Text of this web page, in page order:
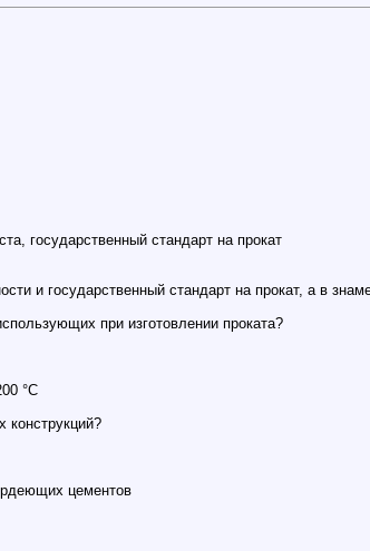
государственный стандарт на прокат
и государственный стандарт на прокат, а в
при изготовлении проката?
°С
конструкций?
цементов